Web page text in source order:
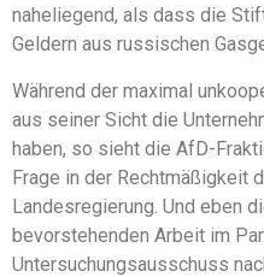
naheliegend, als dass die
Geldern aus russischen
Während der maximal
aus seiner Sicht die
haben, so sieht die AfD-
Frage in der Rechtmäßigkeit
Landesregierung. Und eben
bevorstehenden Arbeit im
Untersuchungsausschuss